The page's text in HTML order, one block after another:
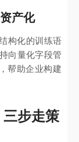
产化
构化的训练语
向量化字段管
帮助企业构建
三步走策